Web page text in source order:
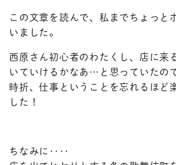
この文章を読んで、私までちょっと
いました。
西原さん初心者のわたくし、店に来
いていけるかなあ…と思っていたの
時折、仕事ということを忘れるほど
した！
ちなみに‥‥